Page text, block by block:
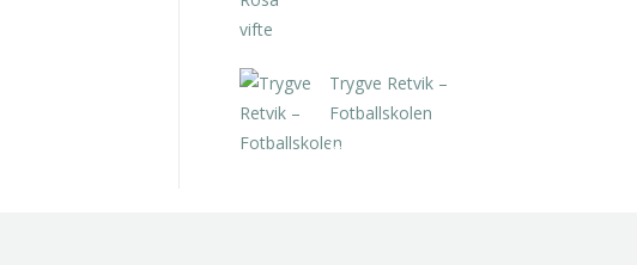
Trygve Retvik –
Fotballskolen
kr